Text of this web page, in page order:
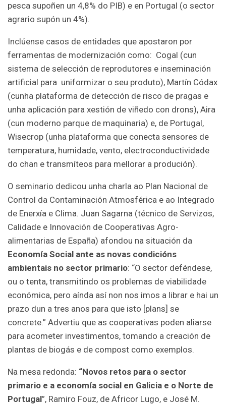
pesca supoñen un 4,8% do PIB) e en Portugal (o sector
agrario supón un 4%).
Inclúense casos de entidades que apostaron por
ferramentas de modernización como: Cogal (cun
sistema de selección de reprodutores e inseminación
artificial para uniformizar o seu produto), Martín Códax
(cunha plataforma de detección de risco de pragas e
unha aplicación para xestión de viñedo con drons), Aira
(cun moderno parque de maquinaria) e, de Portugal,
Wisecrop (unha plataforma que conecta sensores de
temperatura, humidade, vento, electroconductividade
do chan e transmíteos para mellorar a produción).
O seminario dedicou unha charla ao Plan Nacional de
Control da Contaminación Atmosférica e ao Integrado
de Enerxía e Clima. Juan Sagarna (técnico de Servizos,
Calidade e Innovación de Cooperativas Agro-
alimentarias de España) afondou na situación da
Economía Social ante as novas condicións
ambientais no sector primario: “O sector deféndese,
ou o tenta, transmitindo os problemas de viabilidade
económica, pero aínda así non nos imos a librar e hai un
prazo dun a tres anos para que isto [plans] se
concrete.” Advertiu que as cooperativas poden aliarse
para acometer investimentos, tomando a creación de
plantas de biogás e de compost como exemplos.
Na mesa redonda: “Novos retos para o sector
primario e a economía social en Galicia e o Norte de
Portugal”, Ramiro Fouz, de Africor Lugo, e José M.